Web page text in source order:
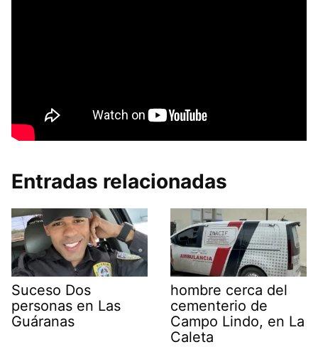
Entradas relacionadas
Suceso Dos
personas en Las
Guáranas
hombre cerca del
cementerio de
Campo Lindo, en La
Caleta